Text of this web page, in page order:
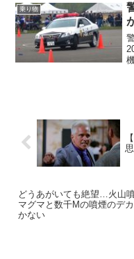
乗り物
どうあがいても絶望…火山
マグマと数千Mの噴煙のデ
かない